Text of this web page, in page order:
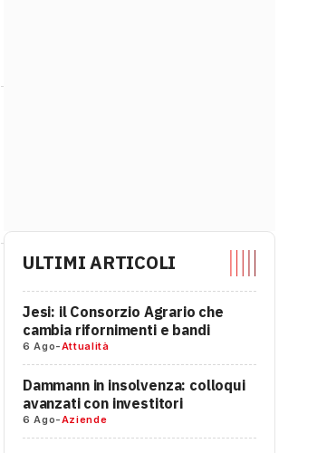
ULTIMI ARTICOLI
Jesi: il Consorzio Agrario che
cambia rifornimenti e bandi
6 Ago-Attualità
Dammann in insolvenza: colloqui
avanzati con investitori
6 Ago-Aziende